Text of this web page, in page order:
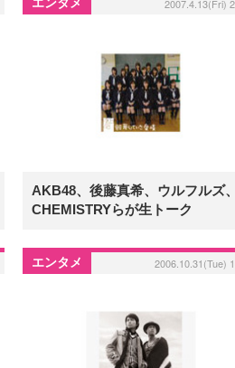
2007.4.13(Fri)
AKB48、後藤真希、ウルフルズ、
CHEMISTRYらが生トーク
エンタメ 2006.10.31(Tue)